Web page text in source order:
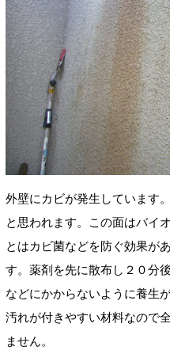
外壁にカビが発生しています
と思われます。この面はバイ
とはカビ菌などを防ぐ効果が
す。薬剤を先に散布し２０分
などにかからないように養生
汚れが付きやすい材料なので
ません。